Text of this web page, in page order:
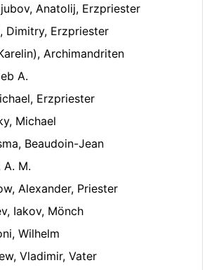
Anatolij, Erzpriester
Dimitry, Erzpriester
Archimandriten
A.
Erzpriester
Michael
Beaudoin-Jean
A. M.
Alexander, Priester
Iakov, Mönch
Wilhelm
Vladimir, Vater